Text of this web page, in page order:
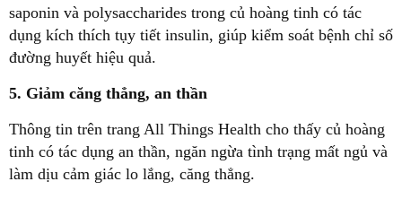
saponin và polysaccharides trong củ hoàng tinh có tác
dụng kích thích tụy tiết insulin, giúp kiểm soát bệnh chỉ số
đường huyết hiệu quả.
5. Giảm căng thẳng, an thần
Thông tin trên trang All Things Health cho thấy củ hoàng
tinh có tác dụng an thần, ngăn ngừa tình trạng mất ngủ và
làm dịu cảm giác lo lắng, căng thẳng.